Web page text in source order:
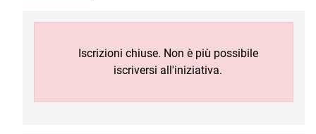
Iscrizioni chiuse. Non è più possibile
iscriversi all'iniziativa.